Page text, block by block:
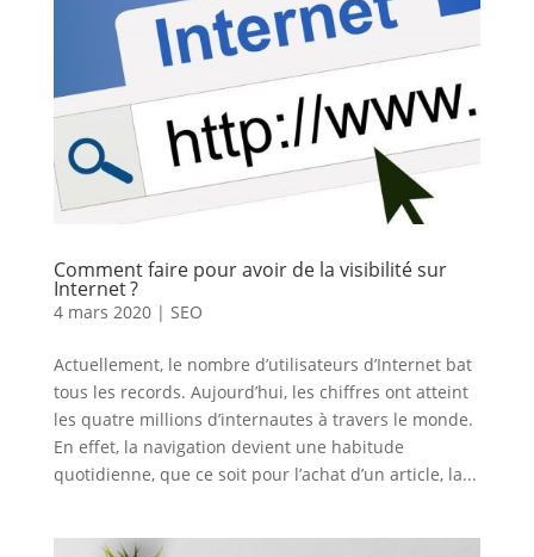
Comment faire pour avoir de la visibilité sur
Internet ?
4 mars 2020| SEO
Actuellement, le nombre d’utilisateurs d’Internet bat
tous les records. Aujourd’hui, les chiffres ont atteint
les quatre millions d’internautes à travers le monde.
En effet, la navigation devient une habitude
quotidienne, que ce soit pour l’achat d’un article, la...